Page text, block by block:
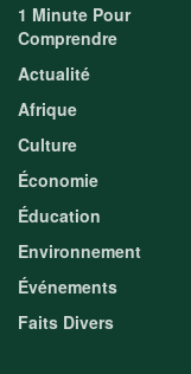
1 Minute Pour
Comprendre
Actualité
Afrique
Culture
Économie
Éducation
Environnement
Événements
Faits Divers